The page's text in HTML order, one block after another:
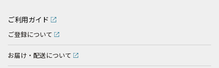
ご利用ガイド
ご登録について
お届け・配送について